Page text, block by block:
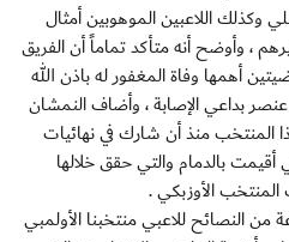
اللاعبين الموهوبين أمثال
، وأوضح أنه متأكد تماماً أن الفريق
أهمها وفاة المغفور له باذن الله
بداعي الإصابة ، وأضاف النمشان
المنتخب منذ أن شارك في نهائيات
للشباب عام 2008 التي أقيمت بالدمام والتي حقق خلالها
الأوزبكي .
النصائح للاعبي منتخبنا الأولمبي